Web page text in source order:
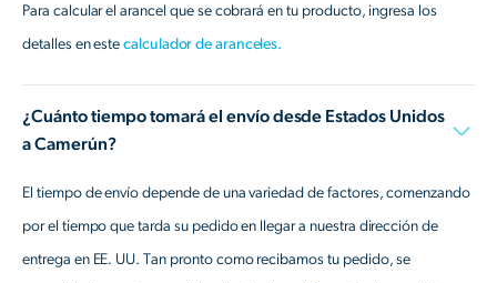
Para calcular el arancel que se cobrará en tu producto, ingresa los
detalles en estecalculador de aranceles.
¿Cuánto tiempo tomará el envío desde Estados Unidos
a Camerún?
El tiempo de envío depende de una variedad de factores, comenzando
por el tiempo que tarda su pedido en llegar a nuestra dirección de
entrega en EE. UU. Tan pronto como recibamos tu pedido, se